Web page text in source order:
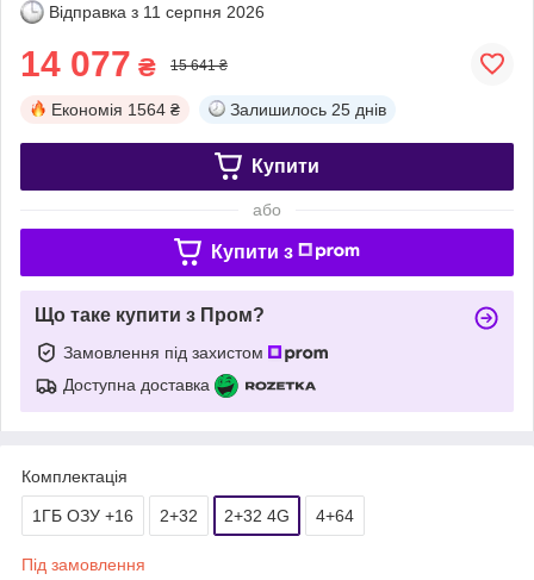
Відправка з 11 серпня 2026
14 077 ₴ 15 641 ₴
Економія 1564 ₴ Залишилось 25 днів
Купити
або
Купити з
Що таке купити з Пром?
Замовлення під захистом
Доступна доставка
Комплектація
1ГБ ОЗУ +16 2+32 2+32 4G 4+64
Під замовлення